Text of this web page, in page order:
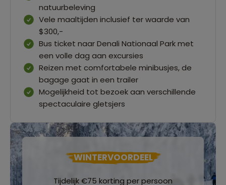
natuurbeleving
Vele maaltijden inclusief ter waarde van
$300,-
Bus ticket naar Denali Nationaal Park met
een volle dag aan excursies
Reizen met comfortabele minibusjes, de
bagage gaat in een trailer
Mogelijkheid tot bezoek aan verschillende
spectaculaire gletsjers
WINTERVOORDEEL
Tijdelijk €75 korting per persoon